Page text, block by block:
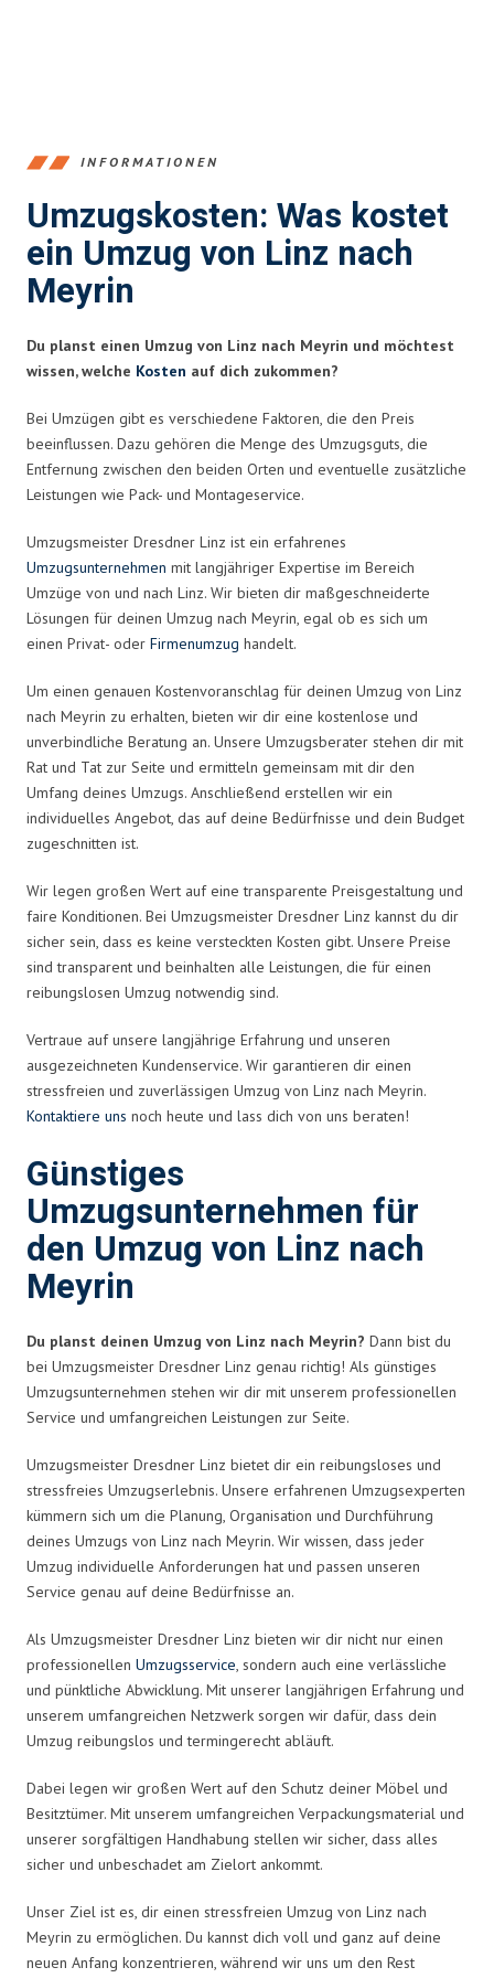
INFORMATIONEN
Umzugskosten: Was kostet
ein Umzug von Linz nach
Meyrin
Du planst einen Umzug von Linz nach Meyrin und möchtest
wissen, welche Kosten auf dich zukommen?
Bei Umzügen gibt es verschiedene Faktoren, die den Preis
beeinflussen. Dazu gehören die Menge des Umzugsguts, die
Entfernung zwischen den beiden Orten und eventuelle zusätzliche
Leistungen wie Pack- und Montageservice.
Umzugsmeister Dresdner Linz ist ein erfahrenes
Umzugsunternehmen mit langjähriger Expertise im Bereich
Umzüge von und nach Linz. Wir bieten dir maßgeschneiderte
Lösungen für deinen Umzug nach Meyrin, egal ob es sich um
einen Privat- oder Firmenumzug handelt.
Um einen genauen Kostenvoranschlag für deinen Umzug von Linz
nach Meyrin zu erhalten, bieten wir dir eine kostenlose und
unverbindliche Beratung an. Unsere Umzugsberater stehen dir mit
Rat und Tat zur Seite und ermitteln gemeinsam mit dir den
Umfang deines Umzugs. Anschließend erstellen wir ein
individuelles Angebot, das auf deine Bedürfnisse und dein Budget
zugeschnitten ist.
Wir legen großen Wert auf eine transparente Preisgestaltung und
faire Konditionen. Bei Umzugsmeister Dresdner Linz kannst du dir
sicher sein, dass es keine versteckten Kosten gibt. Unsere Preise
sind transparent und beinhalten alle Leistungen, die für einen
reibungslosen Umzug notwendig sind.
Vertraue auf unsere langjährige Erfahrung und unseren
ausgezeichneten Kundenservice. Wir garantieren dir einen
stressfreien und zuverlässigen Umzug von Linz nach Meyrin.
Kontaktiere uns noch heute und lass dich von uns beraten!
Günstiges
Umzugsunternehmen für
den Umzug von Linz nach
Meyrin
Du planst deinen Umzug von Linz nach Meyrin? Dann bist du
bei Umzugsmeister Dresdner Linz genau richtig! Als günstiges
Umzugsunternehmen stehen wir dir mit unserem professionellen
Service und umfangreichen Leistungen zur Seite.
Umzugsmeister Dresdner Linz bietet dir ein reibungsloses und
stressfreies Umzugserlebnis. Unsere erfahrenen Umzugsexperten
kümmern sich um die Planung, Organisation und Durchführung
deines Umzugs von Linz nach Meyrin. Wir wissen, dass jeder
Umzug individuelle Anforderungen hat und passen unseren
Service genau auf deine Bedürfnisse an.
Als Umzugsmeister Dresdner Linz bieten wir dir nicht nur einen
professionellen Umzugsservice, sondern auch eine verlässliche
und pünktliche Abwicklung. Mit unserer langjährigen Erfahrung und
unserem umfangreichen Netzwerk sorgen wir dafür, dass dein
Umzug reibungslos und termingerecht abläuft.
Dabei legen wir großen Wert auf den Schutz deiner Möbel und
Besitztümer. Mit unserem umfangreichen Verpackungsmaterial und
unserer sorgfältigen Handhabung stellen wir sicher, dass alles
sicher und unbeschadet am Zielort ankommt.
Unser Ziel ist es, dir einen stressfreien Umzug von Linz nach
Meyrin zu ermöglichen. Du kannst dich voll und ganz auf deine
neuen Anfang konzentrieren, während wir uns um den Rest